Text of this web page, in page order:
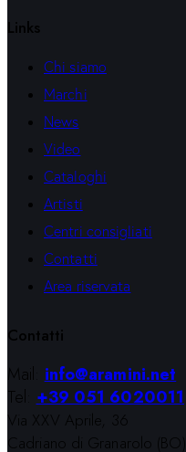
Links
Chi siamo
Marchi
News
Video
Cataloghi
Artisti
Centri consigliati
Contatti
Area riservata
Contatti
Mail: info@aramini.net
Tel: +39 051 6020011
Via XXV Aprile, 36
Cadriano di Granarolo (BO)